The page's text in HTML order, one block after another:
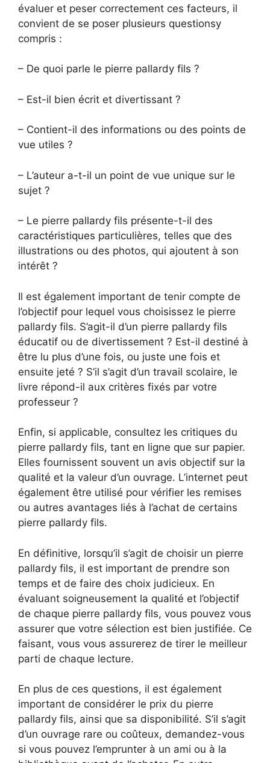
évaluer et peser correctement ces facteurs, il
convient de se poser plusieurs questionsy
compris :
– De quoi parle le pierre pallardy fils ?
– Est-il bien écrit et divertissant ?
– Contient-il des informations ou des points de
vue utiles ?
– L’auteur a-t-il un point de vue unique sur le
sujet ?
– Le pierre pallardy fils présente-t-il des
caractéristiques particulières, telles que des
illustrations ou des photos, qui ajoutent à son
intérêt ?
Il est également important de tenir compte de
l’objectif pour lequel vous choisissez le pierre
pallardy fils. S’agit-il d’un pierre pallardy fils
éducatif ou de divertissement ? Est-il destiné à
être lu plus d’une fois, ou juste une fois et
ensuite jeté ? S’il s’agit d’un travail scolaire, le
livre répond-il aux critères fixés par votre
professeur ?
Enfin, si applicable, consultez les critiques du
pierre pallardy fils, tant en ligne que sur papier.
Elles fournissent souvent un avis objectif sur la
qualité et la valeur d’un ouvrage. L’internet peut
également être utilisé pour vérifier les remises
ou autres avantages liés à l’achat de certains
pierre pallardy fils.
En définitive, lorsqu’il s’agit de choisir un pierre
pallardy fils, il est important de prendre son
temps et de faire des choix judicieux. En
évaluant soigneusement la qualité et l’objectif
de chaque pierre pallardy fils, vous pouvez vous
assurer que votre sélection est bien justifiée. Ce
faisant, vous vous assurerez de tirer le meilleur
parti de chaque lecture.
En plus de ces questions, il est également
important de considérer le prix du pierre
pallardy fils, ainsi que sa disponibilité. S’il s’agit
d’un ouvrage rare ou coûteux, demandez-vous
si vous pouvez l’emprunter à un ami ou à la